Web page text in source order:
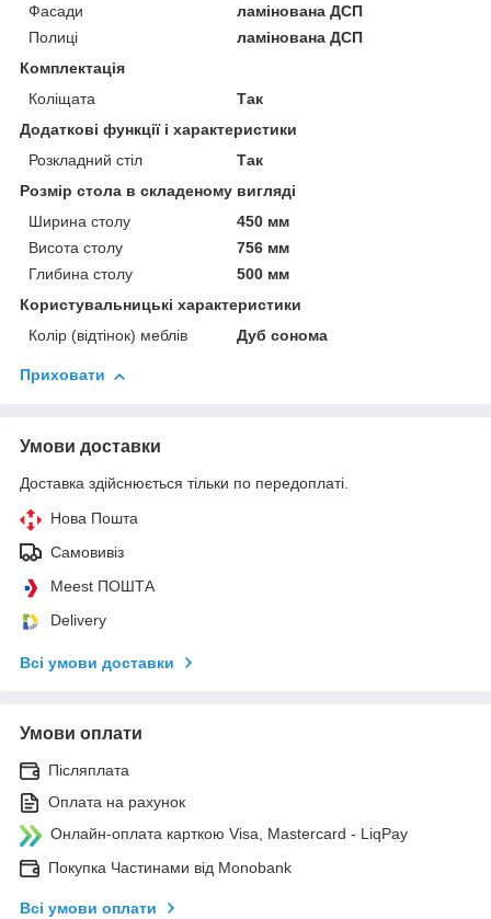
Фасади
ламінована ДСП
Полиці
ламінована ДСП
Комплектація
Коліщата
Так
Додаткові функції і характеристики
Розкладний стіл
Так
Розмір стола в складеному вигляді
Ширина столу
450 мм
Висота столу
756 мм
Глибина столу
500 мм
Користувальницькі характеристики
Колір (відтінок) меблів
Дуб сонома
Приховати
Умови доставки
Доставка здійснюється тільки по передоплаті.
Нова Пошта
Самовивіз
Meest ПОШТА
Delivery
Всі умови доставки
Умови оплати
Післяплата
Оплата на рахунок
Онлайн-оплата карткою Visa, Mastercard - LiqPay
Покупка Частинами від Monobank
Всі умови оплати